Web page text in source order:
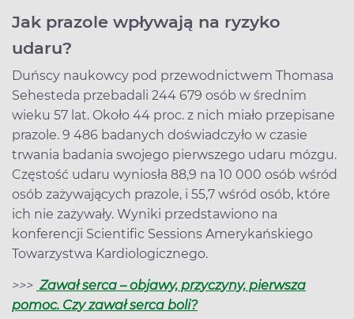
Jak prazole wpływają na ryzyko
udaru?
Duńscy naukowcy pod przewodnictwem Thomasa
Sehesteda przebadali 244 679 osób w średnim
wieku 57 lat. Około 44 proc. z nich miało przepisane
prazole. 9 486 badanych doświadczyło w czasie
trwania badania swojego pierwszego udaru mózgu.
Częstość udaru wyniosła 88,9 na 10 000 osób wśród
osób zażywających prazole, i 55,7 wśród osób, które
ich nie zażywały. Wyniki przedstawiono na
konferencji Scientific Sessions Amerykańskiego
Towarzystwa Kardiologicznego.
>>> Zawał serca – objawy, przyczyny, pierwsza
pomoc. Czy zawał serca boli?